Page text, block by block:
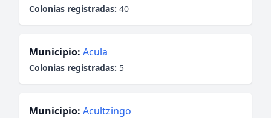
Colonias registradas: 40
Municipio: Acula
Colonias registradas: 5
Municipio: Acultzingo